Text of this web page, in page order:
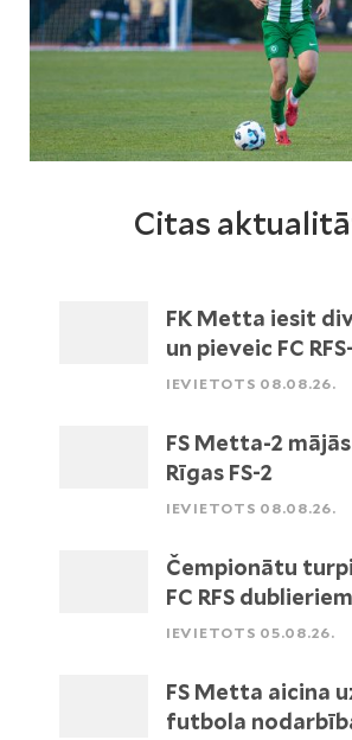
Citas
FK Metta iesit
un pieveic FC
IEVIETOTS 08.08.26.
FS Metta-2
Rīgas FS-2
IEVIETOTS 08.08.26.
Čempionātu
FC RFS dublieriem
IEVIETOTS 05.08.26.
FS Metta aicina
futbola